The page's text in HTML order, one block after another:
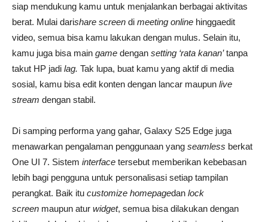
siap mendukung kamu untuk menjalankan berbagai aktivitas
berat. Mulai darishare screen di meeting online hinggaedit
video, semua bisa kamu lakukan dengan mulus. Selain itu,
kamu juga bisa main game dengan setting ‘rata kanan’tanpa
takut HP jadi lag. Tak lupa, buat kamu yang aktif di media
sosial, kamu bisa edit konten dengan lancar maupun live
stream dengan stabil.
Di samping performa yang gahar, Galaxy S25 Edge juga
menawarkan pengalaman penggunaan yang seamless berkat
One UI 7. Sistem interface tersebut memberikan kebebasan
lebih bagi pengguna untuk personalisasi setiap tampilan
perangkat. Baik itu customize homepagedan lock
screen maupun atur widget, semua bisa dilakukan dengan